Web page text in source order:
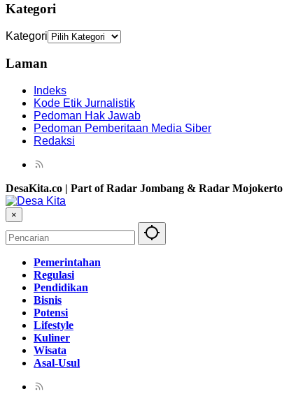
Kategori
Kategori
Laman
Indeks
Kode Etik Jurnalistik
Pedoman Hak Jawab
Pedoman Pemberitaan Media Siber
Redaksi
DesaKita.co | Part of Radar Jombang & Radar Mojokerto
×
Pemerintahan
Regulasi
Pendidikan
Bisnis
Potensi
Lifestyle
Kuliner
Wisata
Asal-Usul